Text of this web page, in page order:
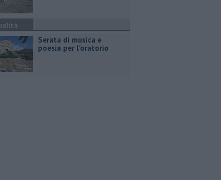
Serata di musica e
poesia per l'oratorio